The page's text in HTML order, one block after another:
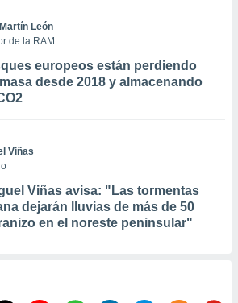
León
de la RAM
europeos están perdiendo
desde 2018 y almacenando
Viñas
Viñas avisa: "Las tormentas
dejarán lluvias de más de 50
en el noreste peninsular"